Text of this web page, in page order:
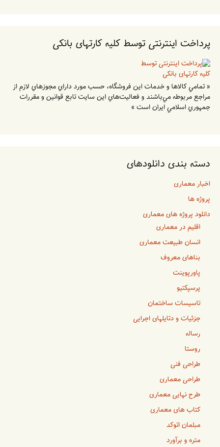
پرداخت اینترنتی توسط کلیه کارتهای بانکی
« تمامي كالاها و خدمات اين فروشگاه، حسب مورد داراي مجوزهاي لازم از
مراجع مربوطه مي‌باشند و فعاليت‌هاي اين سايت تابع قوانين و مقررات
جمهوري اسلامي ايران است »
دسته بندی دانلودهای
اخبار معماری
پروژه ها
دانلود پروژه های معماری
اقلیم در معماری
انسان طبیعت معماری
بناهای معروف
پاورپوینت
پرسپکتیو
تاسیسات ساختمان
جزئیات و دتایلهای اجرایی
رساله
روستا
طراحی فنی
طراحی معماری
طرح نهایی معماری
کتاب های معماری
مبلمان اتوکد
متره و برآورد